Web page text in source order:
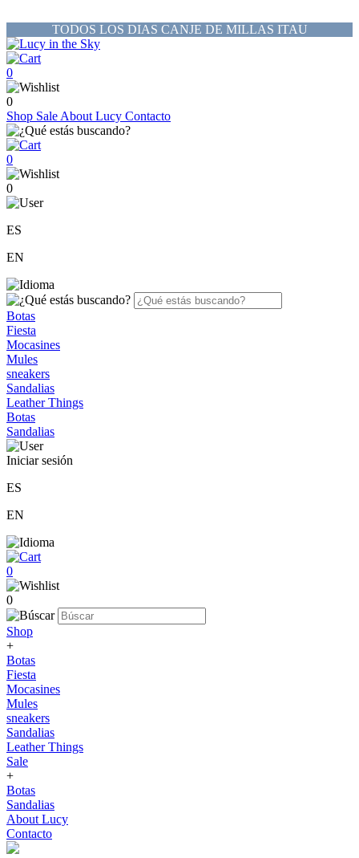
TODOS LOS DIAS CANJE DE MILLAS ITAU
0
0
Shop Sale About Lucy Contacto
0
0
ES
EN
Botas
Fiesta
Mocasines
Mules
sneakers
Sandalias
Leather Things
Botas
Sandalias
Iniciar sesión
ES
EN
0
0
Shop
+
Botas
Fiesta
Mocasines
Mules
sneakers
Sandalias
Leather Things
Sale
+
Botas
Sandalias
About Lucy
Contacto